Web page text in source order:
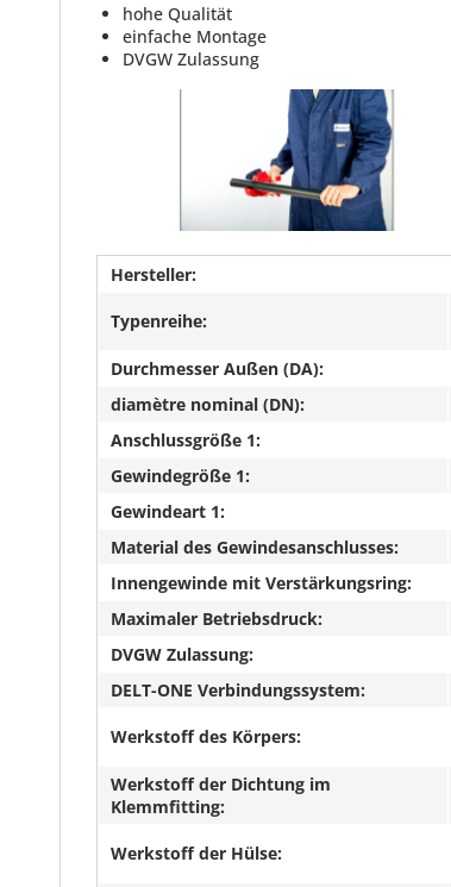
hohe Qualität
einfache Montage
DVGW Zulassung
Hersteller:
Typenreihe:
Durchmesser Außen (DA):
diamètre nominal (DN):
Anschlussgröße 1:
Gewindegröße 1:
Gewindeart 1:
Material des Gewindesanschlusses:
Innengewinde mit Verstärkungsring:
Maximaler Betriebsdruck:
DVGW Zulassung:
DELT-ONE Verbindungssystem:
Werkstoff des Körpers:
Werkstoff der Dichtung im
Klemmfitting:
Werkstoff der Hülse: